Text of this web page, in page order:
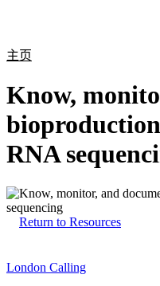
主页
Know,
RNA
Return to Resources
London Calling